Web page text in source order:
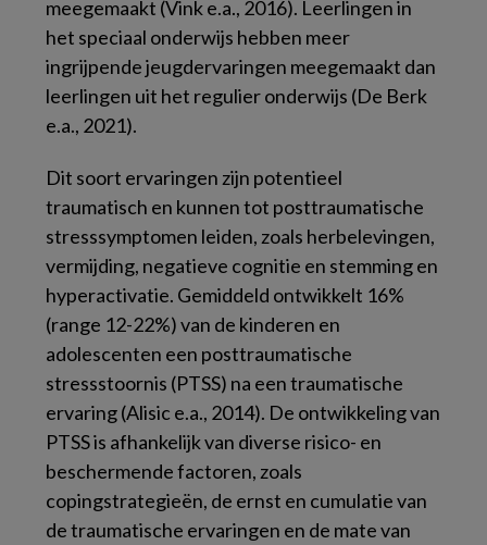
meegemaakt (Vink e.a., 2016). Leerlingen in
het speciaal onderwijs hebben meer
ingrijpende jeugdervaringen meegemaakt dan
leerlingen uit het regulier onderwijs (De Berk
e.a., 2021).
Dit soort ervaringen zijn potentieel
traumatisch en kunnen tot posttraumatische
stresssymptomen leiden, zoals herbelevingen,
vermijding, negatieve cognitie en stemming en
hyperactivatie. Gemiddeld ontwikkelt 16%
(range 12-22%) van de kinderen en
adolescenten een posttraumatische
stressstoornis (PTSS) na een traumatische
ervaring (Alisic e.a., 2014). De ontwikkeling van
PTSS is afhankelijk van diverse risico- en
beschermende factoren, zoals
copingstrategieën, de ernst en cumulatie van
de traumatische ervaringen en de mate van